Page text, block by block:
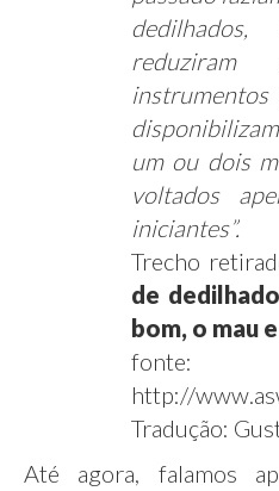
instrumentos
um ou dois
voltados
iniciantes”.
Trecho
de
bom, o mau
fonte:
http://
Tradução:
Até agora, falamos